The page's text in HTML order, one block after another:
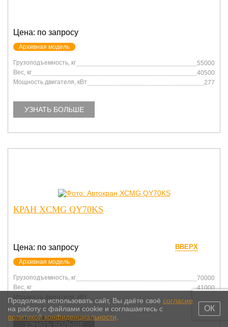
Цена: по запросу
Архивная модель
Грузоподъемность, кг
55000
Вес, кг
40500
Мощность двигателя, кВт
277
УЗНАТЬ БОЛЬШЕ
КРАН XCMG QY70KS
Цена: по запросу
Архивная модель
Грузоподъемность, кг
70000
Вес, кг
41000
Продолжая использовать сайт, Вы даёте своё согласие
на работу с файлами cookie и соглашаетесь с
политикой конфиденциальности
ОК
ВВЕРХ